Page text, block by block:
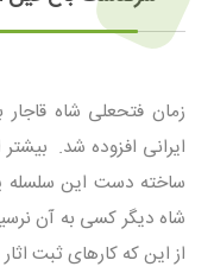
زمان فتحعلی شاه
ایرانی افزوده شد.
ساخته دست این سلسله
شاه دیگر کسی به آن